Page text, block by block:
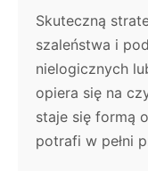
Skuteczną
szaleństwa i
nielogicznych
opiera się na
staje się formą
potrafi w pełni